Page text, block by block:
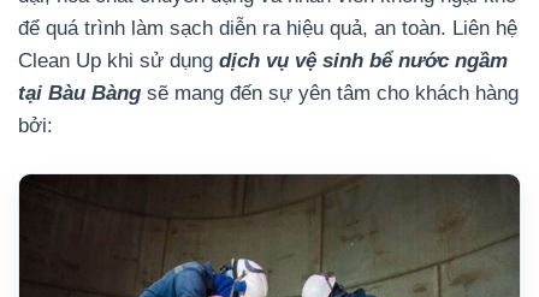
để quá trình làm sạch diễn ra hiệu quả, an toàn. Liên hệ
Clean Up khi sử dụng dịch vụ vệ sinh bể nước ngầm
tại Bàu Bàng sẽ mang đến sự yên tâm cho khách hàng
bởi: